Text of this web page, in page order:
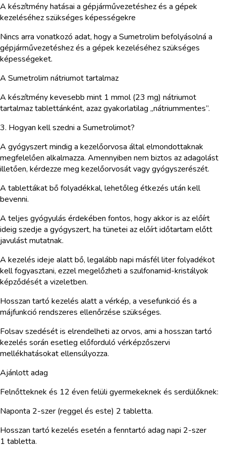
A készítmény hatásai a gépjárművezetéshez és a gépek
kezeléséhez szükséges képességekre
Nincs arra vonatkozó adat, hogy a Sumetrolim befolyásolná a
gépjárművezetéshez és a gépek kezeléséhez szükséges
képességeket.
A Sumetrolim nátriumot tartalmaz
A készítmény kevesebb mint 1 mmol (23 mg) nátriumot
tartalmaz tablettánként, azaz gyakorlatilag „nátriummentes”.
3. Hogyan kell szedni a Sumetrolimot?
A gyógyszert mindig a kezelőorvosa által elmondottaknak
megfelelően alkalmazza. Amennyiben nem biztos az adagolást
illetően, kérdezze meg kezelőorvosát vagy gyógyszerészét.
A tablettákat bő folyadékkal, lehetőleg étkezés után kell
bevenni.
A teljes gyógyulás érdekében fontos, hogy akkor is az előírt
ideig szedje a gyógyszert, ha tünetei az előírt időtartam előtt
javulást mutatnak.
A kezelés ideje alatt bő, legalább napi másfél liter folyadékot
kell fogyasztani, ezzel megelőzheti a szulfonamid-kristályok
képződését a vizeletben.
Hosszan tartó kezelés alatt a vérkép, a vesefunkció és a
májfunkció rendszeres ellenőrzése szükséges.
Folsav szedését is elrendelheti az orvos, ami a hosszan tartó
kezelés során esetleg előforduló vérképzőszervi
mellékhatásokat ellensúlyozza.
Ajánlott adag
Felnőtteknek és 12 éven felüli gyermekeknek és serdülőknek:
Naponta 2-szer (reggel és este) 2 tabletta.
Hosszan tartó kezelés esetén a fenntartó adag napi 2-szer
1 tabletta.